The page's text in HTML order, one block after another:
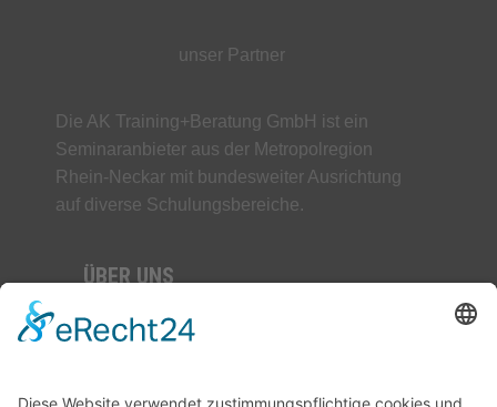
unser Partner
Die AK Training+Beratung GmbH ist ein
Seminaranbieter aus der Metropolregion
Rhein-Neckar mit bundesweiter Ausrichtung
auf diverse Schulungsbereiche.
ÜBER UNS
AGB